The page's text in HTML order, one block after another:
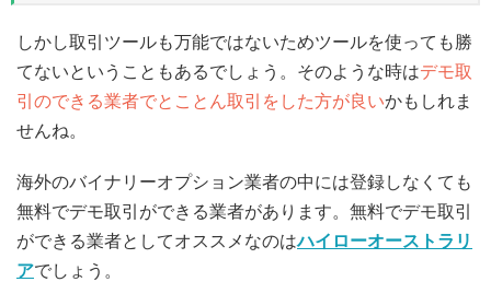
しかし取引ツールも万能ではないためツールを使っても勝
てないということもあるでしょう。そのような時はデモ取
引のできる業者でとことん取引をした方が良いかもしれま
せんね。
海外のバイナリーオプション業者の中には登録しなくても
無料でデモ取引ができる業者があります。無料でデモ取引
ができる業者としてオススメなのはハイローオーストラリ
アでしょう。